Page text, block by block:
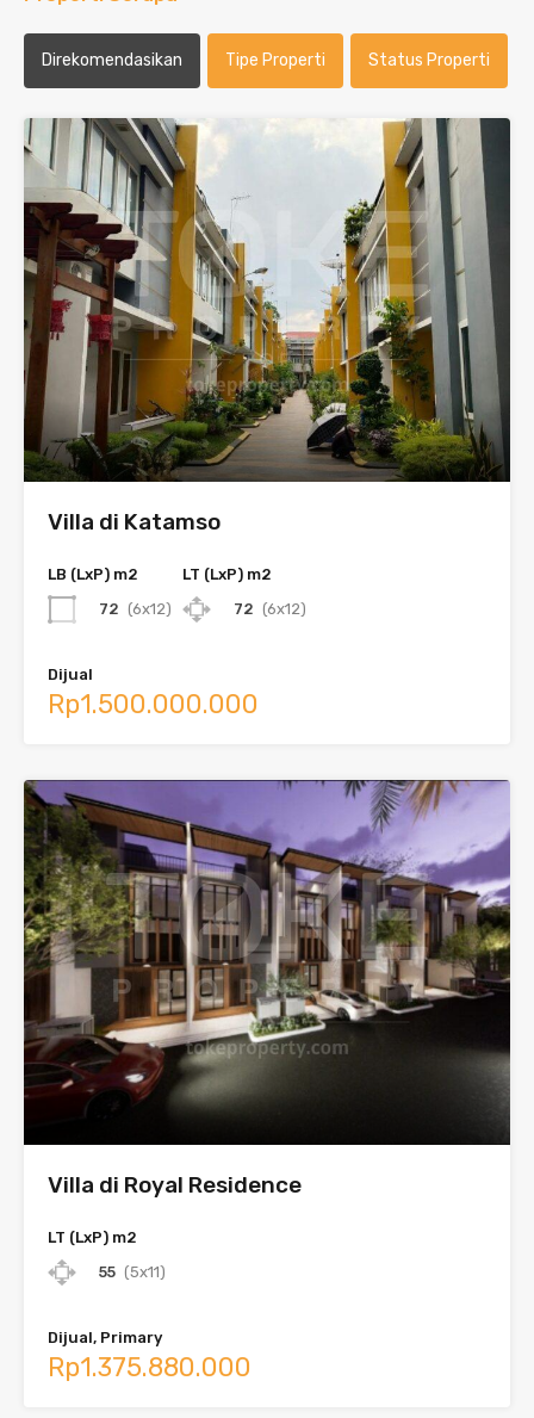
Direkomendasikan Tipe Properti Status Properti
Villa di Katamso
LB (LxP) m2
72 (6x12)
LT (LxP) m2
72 (6x12)
Dijual
Rp1.500.000.000
Villa di Royal Residence
LT (LxP) m2
55 (5x11)
Dijual, Primary
Rp1.375.880.000